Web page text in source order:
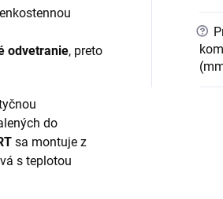
odvetranie, preto
do
sa montuje z
s teplotou
?